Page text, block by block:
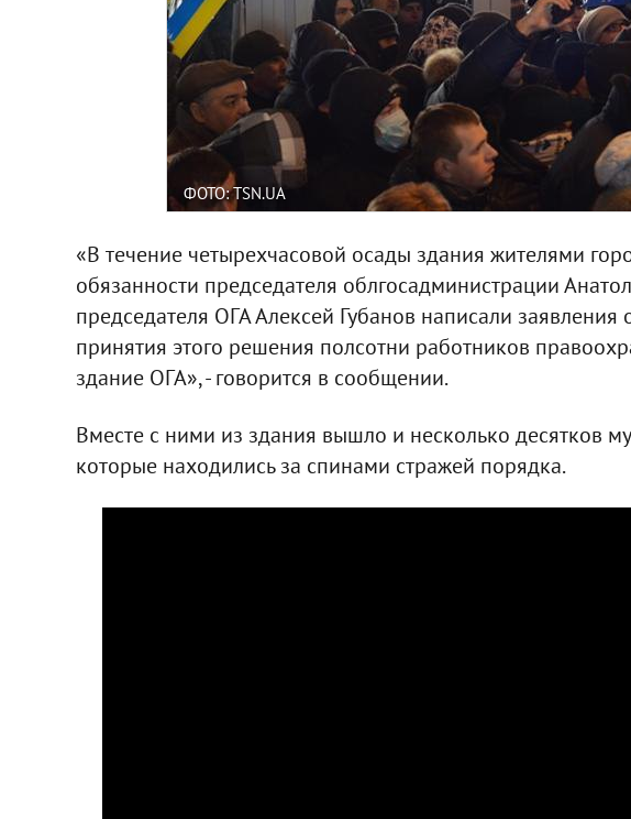
ФОТО: TSN.UA
«В течение четырехчасовой осады здания жителями
обязанности председателя облгосадминистрации
председателя ОГА Алексей Губанов написали заявления
принятия этого решения полсотни работников
здание ОГА», - говорится в сообщении.
Вместе с ними из здания вышло и несколько десятков
которые находились за спинами стражей порядка.